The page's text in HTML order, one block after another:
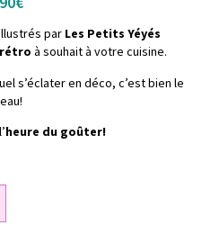
par Les Petits Yéyés
à souhait à votre cuisine.
s’éclater en déco, c’est bien le
heure du goûter!